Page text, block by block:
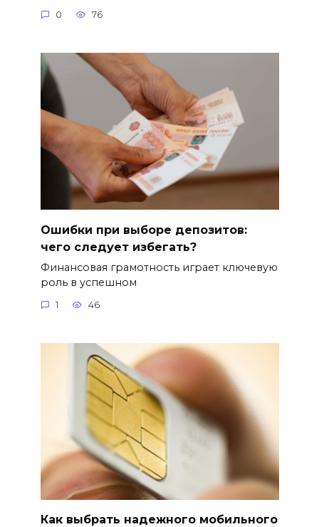
0 76
Ошибки при выборе депозитов:
чего следует избегать?
Финансовая грамотность играет ключевую
роль в успешном
1 46
Как выбрать надежного мобильного